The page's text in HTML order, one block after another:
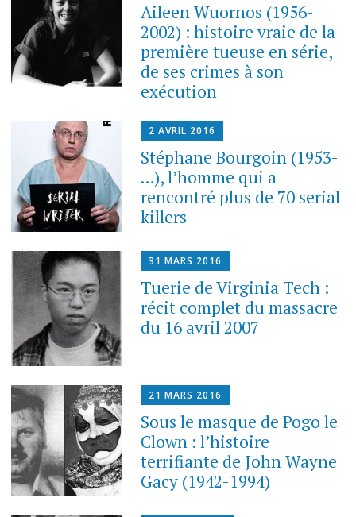
Aileen Wuornos (1956-
2002) : histoire vraie de la
première tueuse en série,
de ses crimes à son
exécution
2 AVRIL 2016
Stéphane Bourgoin (1953-
…), l’homme qui a
rencontré plus de 70 serial
killers
31 MARS 2016
Tuerie de Virginia Tech :
récit complet du massacre
du 16 avril 2007
21 MARS 2016
Sous le masque de Pogo le
Clown : l’histoire
terrifiante de John Wayne
Gacy (1942-1994)